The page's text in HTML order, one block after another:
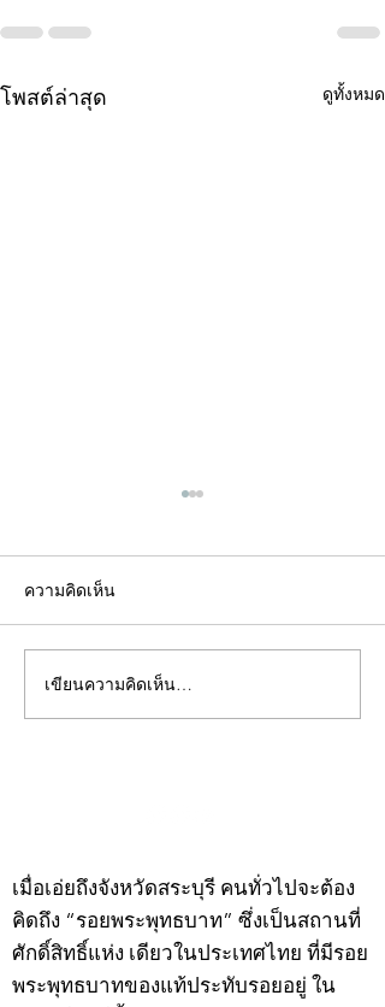
โพสต์ล่าสุด ดูทั้งหมด
คอลัมน์"จับชีพจรวงการ
พระ"ประจำพุธที่ 29
ความคิดเห็น
เขียนความคิดเห็น…
เมื่อเอ่ยถึงจังหวัดสระบุรี คนทั่วไปจะต้อง
คิดถึง “รอยพระพุทธบาท” ซึ่งเป็นสถานที่
ศักดิ์สิทธิ์แห่ง เดียวในประเทศไทย ที่มีรอย
พระพุทธบาทของแท้ประทับรอยอยู่ ใน